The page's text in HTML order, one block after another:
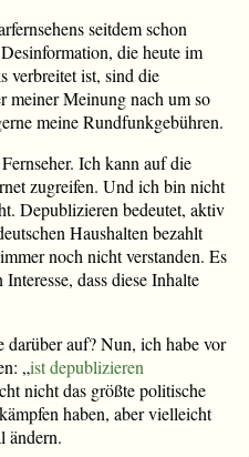
seitdem schon
die heute im
verbreitet ist, sind die
meiner Meinung nach um so
meine Rundfunkgebühren.
Ich kann auf die
zugreifen. Und ich bin nicht
Depublizieren bedeutet, aktiv
Haushalten bezahlt
noch nicht verstanden. Es
dass diese Inhalte
darüber auf? Nun, ich habe vor
„ist depublizieren
nicht das größte politische
haben, aber vielleicht
ändern.